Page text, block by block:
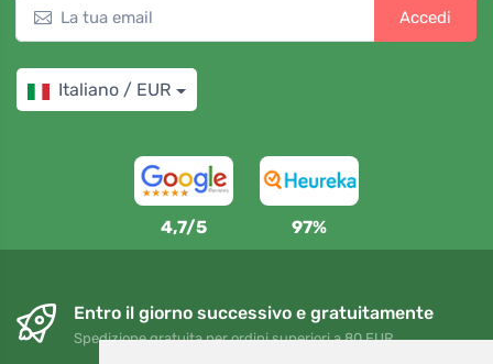
Accedi
Italiano / EUR
4,7/5 97%
Entro il giorno successivo e gratuitamente
Spedizione gratuita per ordini superiori a 80 EUR